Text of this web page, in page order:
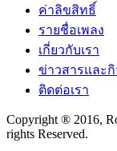
ค่าลิขสิทธิ์
รายชื่อเพลง
เกี่ยวกับเรา
ข่าวสารและ
ติดต่อเรา
Copyright ® 2016,
rights Reserved.